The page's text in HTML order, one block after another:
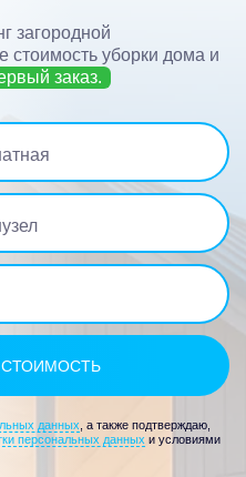
загородной
стоимость уборки дома и
заказ.
данных , а также подтверждаю,
персональных данных и условиями